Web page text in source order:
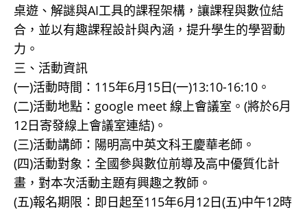
桌遊、解謎與AI工具的課程架構，讓課程與數位結
合，並以有趣課程設計與內涵，提升學生的學習動
力。
三、活動資訊
(一)活動時間：115年6月15日(一)13:10-16:10。
(二)活動地點：google meet 線上會議室。(將於6月
12日寄發線上會議室連結)。
(三)活動講師：陽明高中英文科王慶華老師。
(四)活動對象：全國參與數位前導及高中優質化計
畫，對本次活動主題有興趣之教師。
(五)報名期限：即日起至115年6月12日(五)中午12時